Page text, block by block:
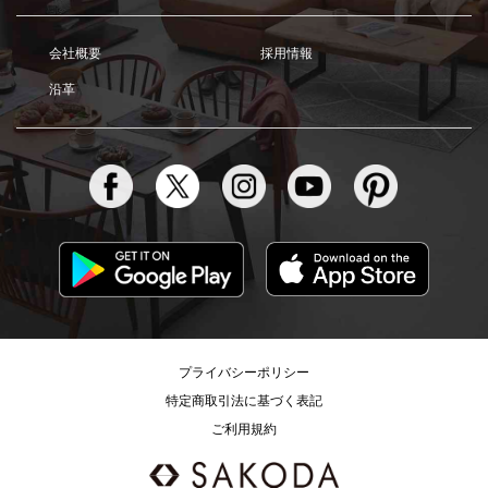
会社概要 採用情報
沿革
プライバシーポリシー
特定商取引法に基づく表記
ご利用規約